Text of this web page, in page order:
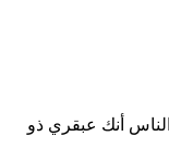
أنك عبقري ذو